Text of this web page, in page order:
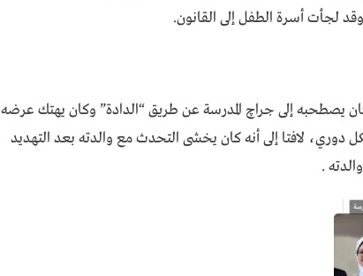
لجأت أسرة الطفل إلى القانون.
يصطحبه إلى جراچ المدرسة عن طريق “الدادة” وكان يهتك عرضه
لافتا إلى أنه كان يخشى التحدث مع والدته بعد التهديد
.